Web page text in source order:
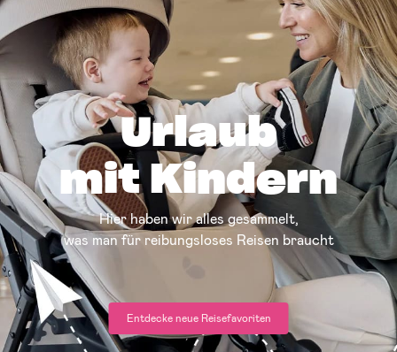
Endlich
Sommer!
Alles, was ihr für den Strand, Reisen, Ausflüge und das
Spielen im Sommer braucht
Entdecke den Summer Shop ->